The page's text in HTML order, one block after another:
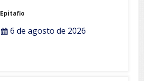
Epitafio
6 de agosto de 2026